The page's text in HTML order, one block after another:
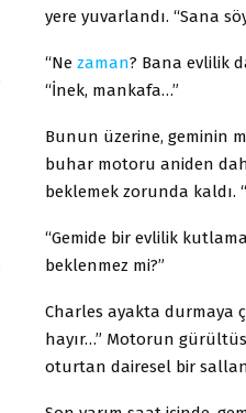
yere yuvarlandı. “Sana
“Ne zaman? Bana evlilik
“İnek, mankafa…”
Bunun üzerine, geminin
buhar motoru aniden
beklemek zorunda kaldı.
“Gemide bir evlilik
beklenmez mi?”
Charles ayakta durmaya
hayır…” Motorun
oturtan dairesel bir